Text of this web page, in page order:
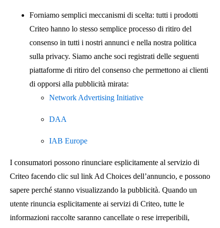
Forniamo semplici meccanismi di scelta: tutti i prodotti
Criteo hanno lo stesso semplice processo di ritiro del
consenso in tutti i nostri annunci e nella nostra politica
sulla privacy. Siamo anche soci registrati delle seguenti
piattaforme di ritiro del consenso che permettono ai clienti
di opporsi alla pubblicità mirata:
Network Advertising Initiative
DAA
IAB Europe
I consumatori possono rinunciare esplicitamente al servizio di
Criteo facendo clic sul link Ad Choices dell’annuncio, e possono
sapere perché stanno visualizzando la pubblicità. Quando un
utente rinuncia esplicitamente ai servizi di Criteo, tutte le
informazioni raccolte saranno cancellate o rese irreperibili,